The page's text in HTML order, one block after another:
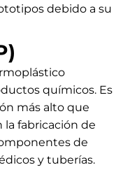
debido a su
químicos. Es
más alto que
la fabricación de
de
y tuberías.